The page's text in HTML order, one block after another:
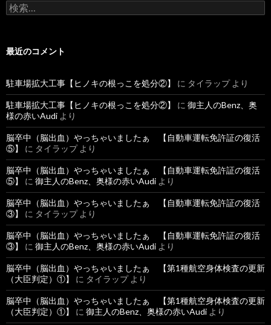
検
索
最近のコメント
駐車場拡大工事【ヒノキの根っこを処分②】 に タイラップより
駐車場拡大工事【ヒノキの根っこを処分②】 に 御主人のBenz、奥
様の赤いAudi より
脳卒中（脳出血）やっちゃいましたぁ 【自動車運転免許証の復活
⑤】
に タイラップより
脳卒中（脳出血）やっちゃいましたぁ 【自動車運転免許証の復活
⑤】
に 御主人のBenz、奥様の赤いAudi より
脳卒中（脳出血）やっちゃいましたぁ 【自動車運転免許証の復活
③】
に タイラップより
脳卒中（脳出血）やっちゃいましたぁ 【自動車運転免許証の復活
③】
に 御主人のBenz、奥様の赤いAudi より
脳卒中（脳出血）やっちゃいましたぁ 【第1種航空身体検査の更新
（大臣判定）①】
に タイラップより
脳卒中（脳出血）やっちゃいましたぁ 【第1種航空身体検査の更新
（大臣判定）①】
に 御主人のBenz、奥様の赤いAudi より